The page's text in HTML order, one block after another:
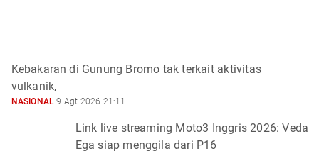
Kebakaran di Gunung Bromo tak terkait aktivitas
vulkanik,
NASIONAL 9 Agt 2026 21:11
Link live streaming Moto3 Inggris 2026: Veda
Ega siap menggila dari P16